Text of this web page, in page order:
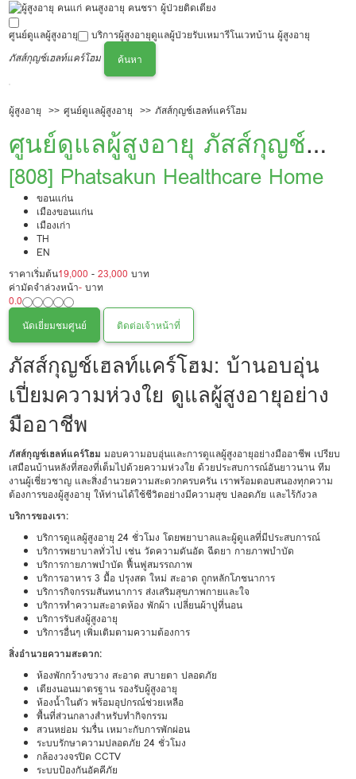
ศูนย์ดูแลผู้สูงอายุ บริการผู้สูงอายุดูแลผู้ป่วยรับเหมารีโนเวทบ้าน ผู้สูงอายุ
ภัสส์กุญช์เฮลท์แคร์โฮม
ค้นหา
ผู้สูงอายุ ศูนย์ดูแลผู้สูงอายุ ภัสส์กุญช์เฮลท์แคร์โฮม
ศูนย์ดูแลผู้สูงอายุ ภัสส์กุญช์
เฮลท์แคร์โฮม
[808] Phatsakun Healthcare Home
ขอนแก่น
เมืองขอนแก่น
เมืองเก่า
TH
EN
ราคาเริ่มต้น19,000 -23,000 บาท
ค่ามัดจำล่วงหน้า- บาท
0.0
นัดเยี่ยมชมศูนย์
ติดต่อเจ้าหน้าที่
ภัสส์กุญช์เฮลท์แคร์โฮม: บ้านอบอุ่น
เปี่ยมความห่วงใย ดูแลผู้สูงอายุอย่าง
มืออาชีพ
ภัสส์กุญช์เฮลท์แคร์โฮม มอบความอบอุ่นและการดูแลผู้สูงอายุอย่างมืออาชีพ เปรียบ
เสมือนบ้านหลังที่สองที่เต็มไปด้วยความห่วงใย ด้วยประสบการณ์อันยาวนาน ทีม
งานผู้เชี่ยวชาญ และสิ่งอำนวยความสะดวกครบครัน เราพร้อมตอบสนองทุกความ
ต้องการของผู้สูงอายุ ให้ท่านได้ใช้ชีวิตอย่างมีความสุข ปลอดภัย และไร้กังวล
บริการของเรา:
บริการดูแลผู้สูงอายุ 24 ชั่วโมง โดยพยาบาลและผู้ดูแลที่มีประสบการณ์
บริการพยาบาลทั่วไป เช่น วัดความดันอัด ฉีดยา กายภาพบำบัด
บริการกายภาพบำบัด ฟื้นฟูสมรรถภาพ
บริการอาหาร 3 มื้อ ปรุงสด ใหม่ สะอาด ถูกหลักโภชนาการ
บริการกิจกรรมสันทนาการ ส่งเสริมสุขภาพกายและใจ
บริการทำความสะอาดห้อง พักผ้า เปลี่ยนผ้าปูที่นอน
บริการรับส่งผู้สูงอายุ
บริการอื่นๆ เพิ่มเติมตามความต้องการ
สิ่งอำนวยความสะดวก:
ห้องพักกว้างขวาง สะอาด สบายตา ปลอดภัย
เตียงนอนมาตรฐาน รองรับผู้สูงอายุ
ห้องน้ำในตัว พร้อมอุปกรณ์ช่วยเหลือ
พื้นที่ส่วนกลางสำหรับทำกิจกรรม
สวนหย่อม ร่มรื่น เหมาะกับการพักผ่อน
ระบบรักษาความปลอดภัย 24 ชั่วโมง
กล้องวงจรปิด CCTV
ระบบป้องกันอัคคีภัย